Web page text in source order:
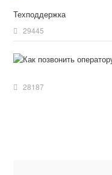
Техподдержка
29445
28187